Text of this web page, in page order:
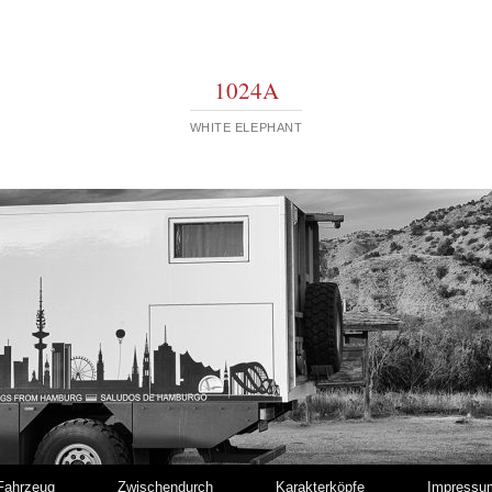
1024A
WHITE ELEPHANT
Zwischendurch Karakterköpfe